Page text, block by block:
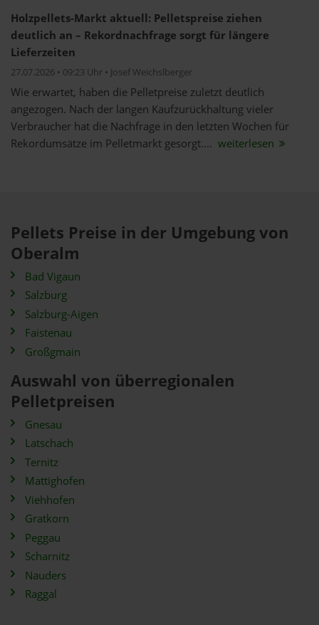
Holzpellets-Markt aktuell: Pelletspreise ziehen
deutlich an – Rekordnachfrage sorgt für längere
Lieferzeiten
27.07.2026 • 09:23 Uhr • Josef Weichslberger
Wie erwartet, haben die Pelletpreise zuletzt deutlich
angezogen. Nach der langen Kaufzurückhaltung vieler
Verbraucher hat die Nachfrage in den letzten Wochen für
Rekordumsätze im Pelletmarkt gesorgt.... weiterlesen
Pellets Preise in der Umgebung von
Oberalm
Bad Vigaun
Salzburg
Salzburg-Aigen
Faistenau
Großgmain
Auswahl von überregionalen
Pelletpreisen
Gnesau
Latschach
Ternitz
Mattighofen
Viehhofen
Gratkorn
Peggau
Scharnitz
Nauders
Raggal